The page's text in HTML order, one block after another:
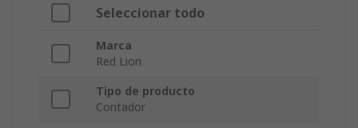
Seleccionar todo
Marca
Red Lion
Tipo de producto
Contador